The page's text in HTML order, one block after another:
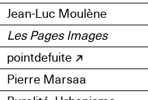
Jean-Luc Moulène
Les Pages Images
pointdefuite
Pierre Marsaa